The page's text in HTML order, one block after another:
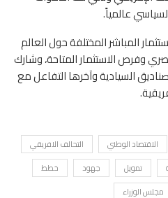
عالمياً.
المباشر المختلفة حول العالم
وفرص الاستثمار المتاحة، وشارك
السيادية وآخرها التفاعل مع
الاقتصاد الوطني
التحالف الافريقي
تمويل جهود
خطط
مجلس الوزراء